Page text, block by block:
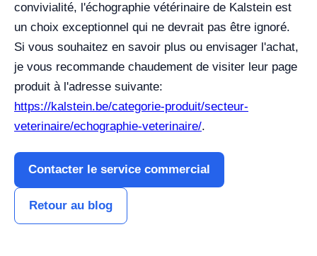
convivialité, l'échographie vétérinaire de Kalstein est
un choix exceptionnel qui ne devrait pas être ignoré.
Si vous souhaitez en savoir plus ou envisager l'achat,
je vous recommande chaudement de visiter leur page
produit à l'adresse suivante:
https://kalstein.be/categorie-produit/secteur-
veterinaire/echographie-veterinaire/.
Contacter le service commercial
Retour au blog